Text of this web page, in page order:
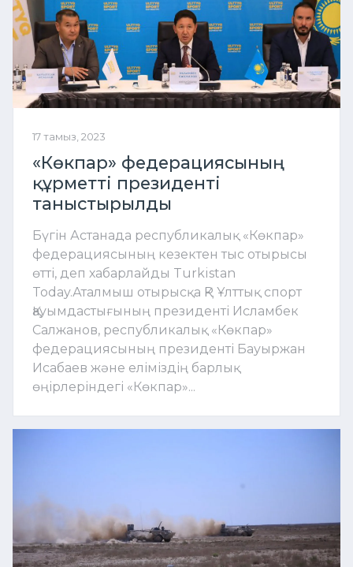
17 тамыз, 2023
«Көкпар» федерациясының
құрметті президенті
таныстырылды
Бүгін Астанада республикалық «Көкпар»
федерациясының кезектен тыс отырысы
өтті, деп хабарлайды Turkistan
Today.Аталмыш отырысқа ҚР Ұлттық спорт
Қауымдастығының президенті Исламбек
Салжанов, республикалық «Көкпар»
федерациясының президенті Бауыржан
Исабаев және еліміздің барлық
өңірлеріндегі «Көкпар»...